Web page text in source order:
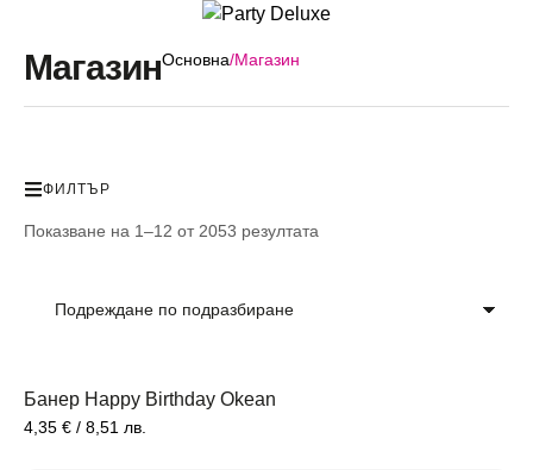
МагазинОсновна/Магазин
ФИЛТЪР
Показване на 1–12 от 2053 резултата
Банер Happy Birthday Okean
4,35 € / 8,51 лв.